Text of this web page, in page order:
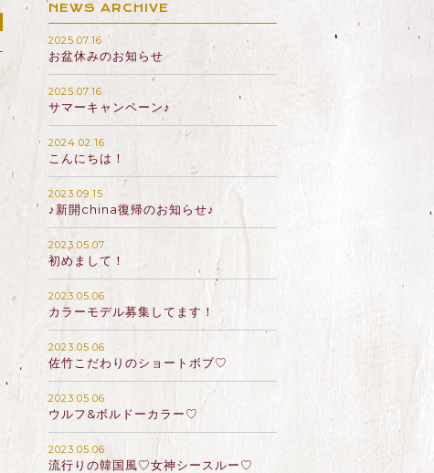
NEWS ARCHIVE
2025.07.16
お盆休みのお知らせ
2025.07.16
サマーキャンペーン♪
2024.02.16
こんにちは！
2023.09.15
♪新開china復帰のお知らせ♪
2023.05.07
初めまして！
2023.05.06
カラーモデル募集してます！
2023.05.06
佐竹こだわりのショートボブ♡
2023.05.06
ウルフ&ボルドーカラー♡
2023.05.06
流行りの韓国風♡女神シースルー♡